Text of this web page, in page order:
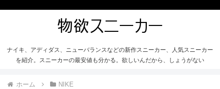
ナイキ、アディダス、ニューバランスなどの新作スニーカー、人気スニーカー
を紹介。スニーカーの最安値も分かる。欲しいんだから、しょうがない
ホーム NIKE